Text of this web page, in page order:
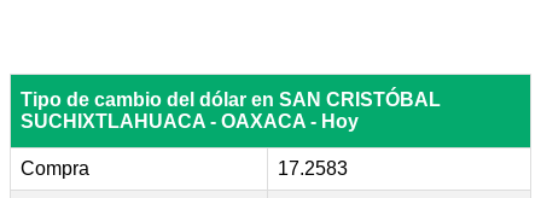
Tipo de cambio del dólar en SAN CRISTÓBAL
SUCHIXTLAHUACA - OAXACA - Hoy
Compra 17.2583